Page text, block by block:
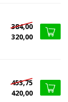
384,00
320,00
453,75
420,00